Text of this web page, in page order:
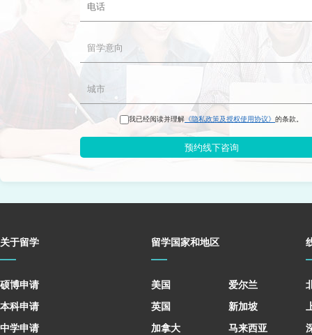
我已经阅读并理解 《隐私政策及授权使用协议》 的条款。
预约线下咨询
关于留学
硕博申请
本科申请
中学申请
留学国家和地区
美国
英国
加拿大
爱尔兰
新加坡
马来西亚